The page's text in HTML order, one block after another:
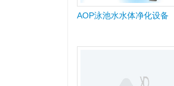
AOP泳池水水体净化设备